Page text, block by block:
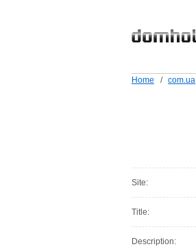
Home / com.ua
Site:
Title:
Description: